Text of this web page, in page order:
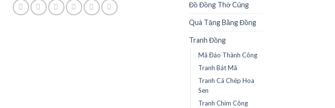
Đồ Đồng Thờ Cúng
Quà Tặng Bằng Đồng
Tranh Đồng
Mã Đáo Thành Công
Tranh Bát Mã
Tranh Cá Chép Hoa
Sen
Tranh Chim Công